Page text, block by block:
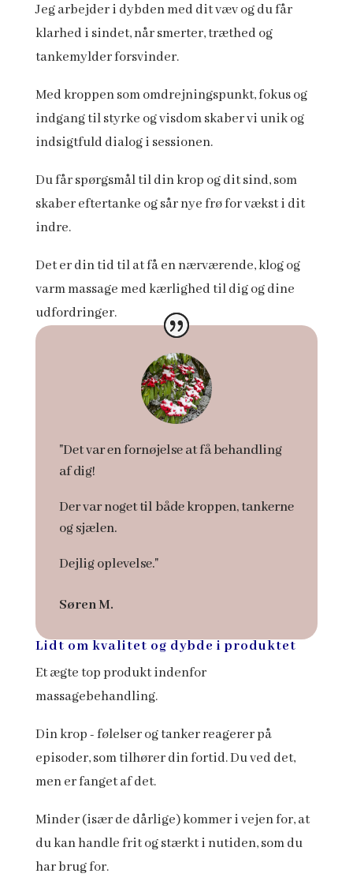
Jeg arbejder i dybden med dit væv og du får
klarhed i sindet, når smerter, træthed og
tankemylder forsvinder.
Med kroppen som omdrejningspunkt, fokus og
indgang til styrke og visdom skaber vi unik og
indsigtfuld dialog i sessionen.
Du får spørgsmål til din krop og dit sind, som
skaber eftertanke og sår nye frø for vækst i dit
indre.
Det er din tid til at få en nærværende, klog og
varm massage med kærlighed til dig og dine
udfordringer.
"Det var en fornøjelse at få behandling
af dig!
Der var noget til både kroppen, tankerne
og sjælen.
Dejlig oplevelse."
Søren M.
Lidt om kvalitet og dybde i produktet
Et ægte top produkt indenfor
massagebehandling.
Din krop - følelser og tanker reagerer på
episoder, som tilhører din fortid. Du ved det,
men er fanget af det.
Minder (især de dårlige) kommer i vejen for, at
du kan handle frit og stærkt i nutiden, som du
har brug for.